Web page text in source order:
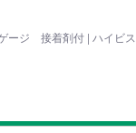
ジ 接着剤付 | ハイビス